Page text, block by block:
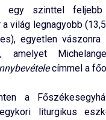
egy szinttel feljebb
világ legnagyobb
egyetlen
amelyet
címmel a
a
liturgikus